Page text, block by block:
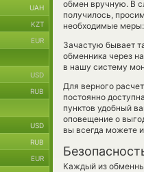
обмен вручную. В
получилось,
необходимые
Зачастую бывает
обменника через
в нашу систему
Для верного
постоянно
пунктов удобный
оповещение о
вы всегда можете
Каждый из
UAH
KZT
EUR
USD
RUB
USD
RUB
EUR